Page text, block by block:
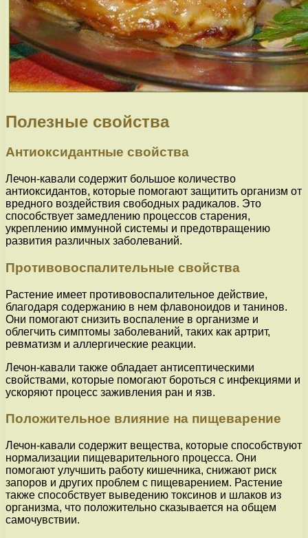
Полезные свойства
Антиоксидантные свойства
Лечон-кавали содержит большое количество
антиоксидантов, которые помогают защитить организм от
вредного воздействия свободных радикалов. Это
способствует замедлению процессов старения,
укреплению иммунной системы и предотвращению
развития различных заболеваний.
Противовоспалительные свойства
Растение имеет противовоспалительное действие,
благодаря содержанию в нем флавоноидов и танинов.
Они помогают снизить воспаление в организме и
облегчить симптомы заболеваний, таких как артрит,
ревматизм и аллергические реакции.
Лечон-кавали также обладает антисептическими
свойствами, которые помогают бороться с инфекциями и
ускоряют процесс заживления ран и язв.
Положительное влияние на пищеварение
Лечон-кавали содержит вещества, которые способствуют
нормализации пищеварительного процесса. Они
помогают улучшить работу кишечника, снижают риск
запоров и других проблем с пищеварением. Растение
также способствует выведению токсинов и шлаков из
организма, что положительно сказывается на общем
самочувствии.